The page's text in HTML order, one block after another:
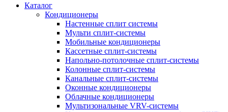
Каталог
Кондиционеры
Настенные сплит системы
Мульти сплит-системы
Мобильные кондиционеры
Кассетные сплит-системы
Напольно-потолочные сплит-системы
Колонные сплит-системы
Канальные сплит-системы
Оконные кондиционеры
Облачные кондиционеры
Мультизональные VRV-системы